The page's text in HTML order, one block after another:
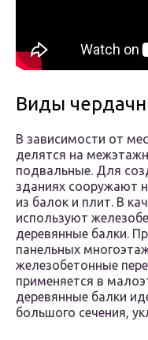
Виды
В зависимости от
делятся на
подвальные. Для
зданиях сооружают
из балок и плит. В
используют
деревянные балки.
панельных
железобетонные
применяется в
деревянные балки
большого сечения,